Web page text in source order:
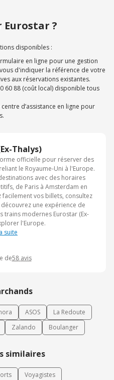
Thalys)
officielle pour réserver des
le Royaume-Uni à l'Europe.
avec des horaires
de Paris à Amsterdam en
facilement vos billets, consultez
une expérience de
modernes Eurostar (Ex-
l'Europe.
suite
de58 avis
ASOS
La Redoute
Zalando Boulanger
similaires
Voyagistes
?
disponibles :
en ligne pour une gestion
d'indiquer la référence de votre
aux réservations existantes.
60 88 (coût local) disponible tous
d’assistance en ligne pour